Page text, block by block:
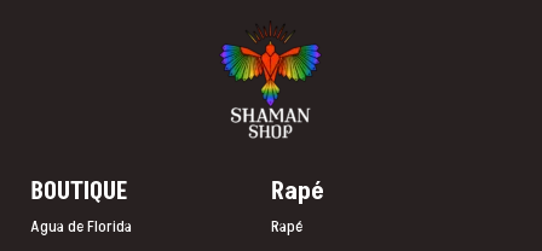
BOUTIQUE
Agua de Florida
Rapé
Rapé